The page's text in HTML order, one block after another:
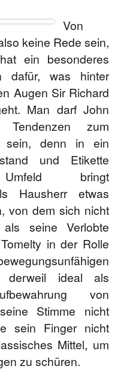
Von
keine Rede sein,
ein besonderes
dafür, was hinter
Augen Sir Richard
Man darf John
zum
sein, denn in ein
und Etikette
Umfeld bringt
Hausherr etwas
von dem sich nicht
seine Verlobte
in der Rolle
derweil ideal als
von
Stimme nicht
sein Finger nicht
Mittel, um
zu schüren.